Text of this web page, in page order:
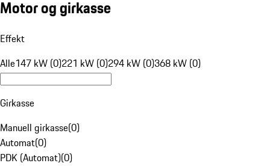
Motor og girkasse
Effekt
Alle147 kW (0)221 kW (0)294 kW (0)368 kW (0)
Girkasse
Manuell girkasse(0)
Automat(0)
PDK (Automat)(0)